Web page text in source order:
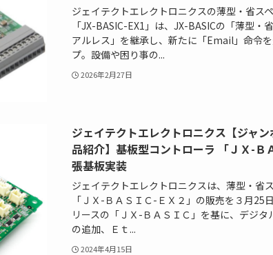
ジェイテクトエレクトロニクスの薄型・省ス
「JX-BASIC-EX1」は、JX-BASICの「薄型・
アルレス」を継承し、新たに「Email」命令
プ。設備や困り事の...
2026年2月27日
ジェイテクトエレクトロニクス【ジャ
品紹介】基板型コントローラ 「ＪＸ-
張基板実装
ジェイテクトエレクトロニクスは、薄型・省
「ＪＸ-ＢＡＳＩＣ-ＥＸ２」の販売を３月25
リースの「ＪＸ-ＢＡＳＩＣ」を基に、デジ
の追加、Ｅｔ...
2024年4月15日